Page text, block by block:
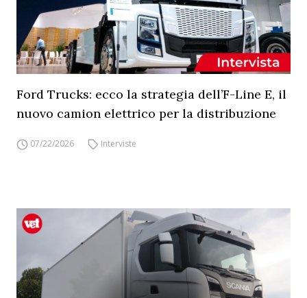
Ford Trucks: ecco la strategia dell’F-Line E, il
nuovo camion elettrico per la distribuzione
07/22/2026 Interviste